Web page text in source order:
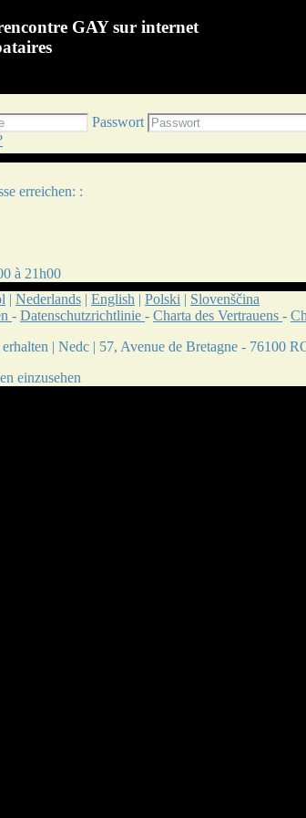
GAY sur internet
Passwort
erreichen: :
à 21h00
| Nederlands | English | Polski | Slovenščina
- Datenschutzrichtlinie - Charta des Vertrauens -
| Nedc | 57, Avenue de Bretagne - 76100
einzusehen